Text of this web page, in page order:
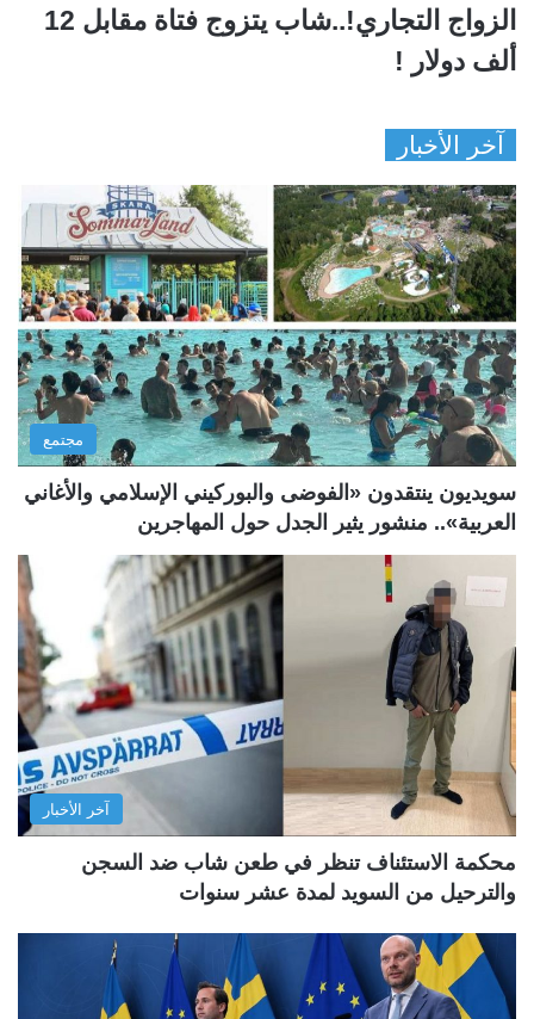
الزواج التجاري!..شاب يتزوج فتاة مقابل 12
ألف دولار !
آخر الأخبار
مجتمع
سويديون ينتقدون «الفوضى والبوركيني الإسلامي والأغاني
العربية».. منشور يثير الجدل حول المهاجرين
آخر الأخبار
محكمة الاستئناف تنظر في طعن شاب ضد السجن
والترحيل من السويد لمدة عشر سنوات